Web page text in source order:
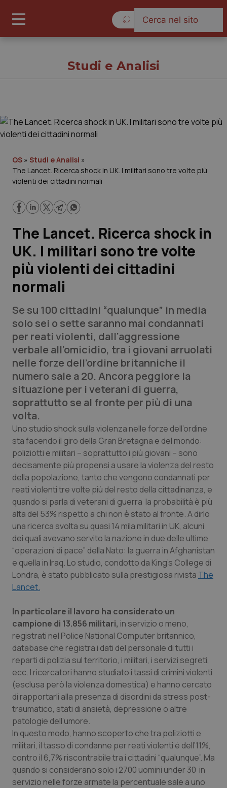
Governo e Parlamento
Regioni e Asl
Lavoro e Professioni
Scienza e Farmaci
Studi e Analisi
Lettere al direttore
Edizioni Regionali
QS Pro
Professionisti Sanitari.AI
Abruzzo
Basilicata
Calabria
Campania
Emilia-Romagna
Friuli Venezia Giulia
Lazio
Liguria
Lombardia
Marche
Molise
Piemonte
Provincia Autonoma di Bolzano
Provincia Autonoma di Trento
Puglia
QS Pro Gold
Artrite & artrosi
Asma & BPCO
Car-T
Colesterolo & coronaropatie
Dermatite Atopica
Diabete & glucometri
Disturbi dell’umore
Dolore
Donna & Salute
Epatiti
HIV
Infezioni & Febbre
Ipertensione & Scompenso
Malattie rare
QS Club Newsletter
Studi e Analisi
QS » Studi e Analisi »
The Lancet. Ricerca shock in UK. I militari sono tre volte più
violenti dei cittadini normali
The Lancet. Ricerca shock in
UK. I militari sono tre volte
più violenti dei cittadini
normali
Se su 100 cittadini “qualunque” in media
solo sei o sette saranno mai condannati
per reati violenti, dall’aggressione
verbale all’omicidio, tra i giovani arruolati
nelle forze dell’ordine britanniche il
numero sale a 20. Ancora peggiore la
situazione per i veterani di guerra,
soprattutto se al fronte per più di una
volta.
Uno studio shock sulla violenza nelle forze dell’ordine
sta facendo il giro della Gran Bretagna e del mondo:
poliziotti e militari – soprattutto i più giovani – sono
decisamente più propensi a usare la violenza del resto
della popolazione, tanto che vengono condannati per
reati violenti tre volte più del resto della cittadinanza, e
quando si parla di veterani di guerra la probabilità è più
alta del 53% rispetto a chi non è stato al fronte. A dirlo
una ricerca svolta su quasi 14 mila militari in UK, alcuni
dei quali avevano servito la nazione in due delle ultime
“operazioni di pace” della Nato: la guerra in Afghanistan
e quella in Iraq. Lo studio, condotto da King’s College di
Londra, è stato pubblicato sulla prestigiosa rivista The
Lancet.
In particolare il lavoro ha considerato un
campione di 13.856 militari, in servizio o meno,
registrati nel Police National Computer britannico,
database che registra i dati del personale di tutti i
reparti di polizia sul territorio, i militari, i servizi segreti,
ecc. I ricercatori hanno studiato i tassi di crimini violenti
(esclusa però la violenza domestica) e hanno cercato
di rapportarli alla presenza di disordini da stress post-
traumatico, stati di ansietà, depressione o altre
patologie dell’umore.
In questo modo, hanno scoperto che tra poliziotti e
militari, il tasso di condanne per reati violenti è dell’11%,
contro il 6,7% riscontrabile tra i cittadini “qualunque”. Ma
quando si considerano solo i 2700 uomini under 30 in
servizio nelle forze armate la percentuale sale a uno